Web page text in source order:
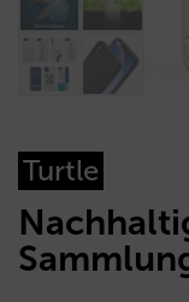
Turtle